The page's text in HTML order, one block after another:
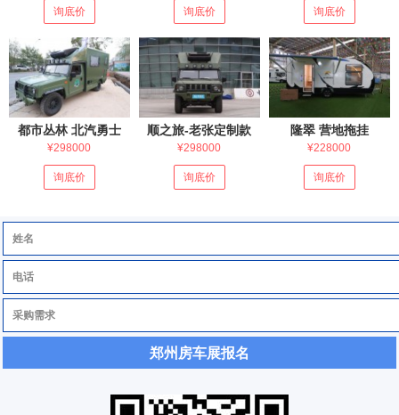
询底价 询底价 询底价
都市丛林 北汽勇士
¥298000
询底价
顺之旅-老张定制款
¥298000
询底价
隆翠 营地拖挂
¥228000
询底价
郑州房车展报名